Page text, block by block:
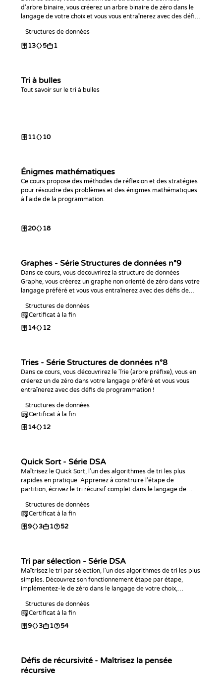
d'arbre binaire, vous créerez un arbre binaire de zéro dans le
langage de votre choix et vous vous entraînerez avec des défis
Structures de données
13 5 1
Tri à bulles
Tout savoir sur le tri à bulles
11 10
Énigmes mathématiques
Ce cours propose des méthodes de réflexion et des stratégies
pour résoudre des problèmes et des énigmes mathématiques
à l'aide de la programmation.
20 18
Graphes - Série Structures de données n°9
Dans ce cours, vous découvrirez la structure de données
Graphe, vous créerez un graphe non orienté de zéro dans votre
langage préféré et vous vous entraînerez avec des défis de
Structures de données
Certificat à la fin
14 12
Tries - Série Structures de données n°8
Dans ce cours, vous découvrirez le Trie (arbre préfixe), vous en
créerez un de zéro dans votre langage préféré et vous vous
entraînerez avec des défis de programmation !
Structures de données
Certificat à la fin
14 12
Quick Sort - Série DSA
Maîtrisez le Quick Sort, l'un des algorithmes de tri les plus
rapides en pratique. Apprenez à construire l'étape de
partition, écrivez le tri récursif complet dans le langage de
programmation.
Structures de données
Certificat à la fin
9 3 1 52
Tri par sélection - Série DSA
Maîtrisez le tri par sélection, l'un des algorithmes de tri les plus
simples. Découvrez son fonctionnement étape par étape,
implémentez-le de zéro dans le langage de votre choix,
programmation.
Structures de données
Certificat à la fin
9 3 1 54
Défis de récursivité - Maîtrisez la pensée
récursive